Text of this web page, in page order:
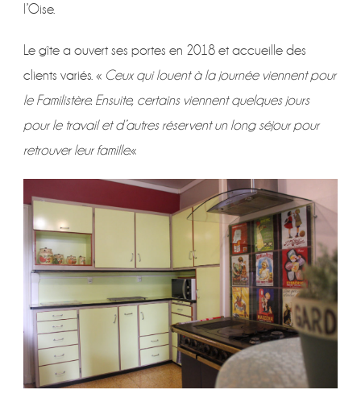
l’Oise.
Le gîte a ouvert ses portes en 2018 et accueille des
clients variés. « Ceux qui louent à la journée viennent pour
le Familistère. Ensuite, certains viennent quelques jours
pour le travail et d’autres réservent un long séjour pour
retrouver leur famille.«